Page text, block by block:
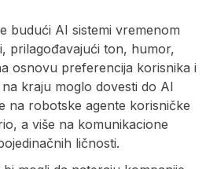
budući AI sistemi vremenom
prilagođavajući ton, humor,
osnovu preferencija korisnika i
kraju moglo dovesti do AI
na robotske agente korisničke
a više na komunikacione
ličnosti.